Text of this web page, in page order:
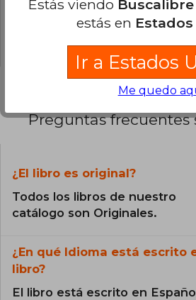
0%
Preguntas frecuentes
¿El libro es original?
Todos los libros de nuestro
catálogo son Originales.
¿En qué Idioma está escrito
libro?
El libro está escrito en
Estás viendo
estás en
Ir a Estados
Me quedo